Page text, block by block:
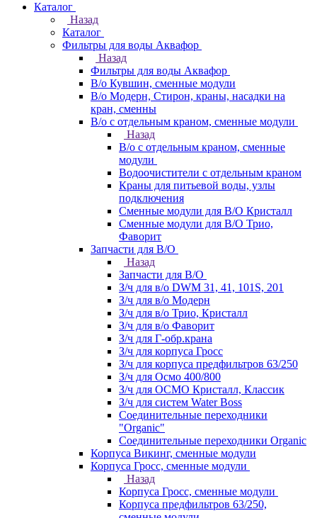
Каталог
Назад
Каталог
Фильтры для воды Аквафор
Назад
Фильтры для воды Аквафор
В/о Кувшин, сменные модули
В/о Модерн, Стирон, краны, насадки на
кран, сменны
В/о с отдельным краном, сменные модули
Назад
В/о с отдельным краном, сменные
модули
Водоочистители с отдельным краном
Краны для питьевой воды, узлы
подключения
Сменные модули для В/О Кристалл
Сменные модули для В/О Трио,
Фаворит
Запчасти для В/О
Назад
Запчасти для В/О
З/ч для в/о DWM 31, 41, 101S, 201
З/ч для в/о Модерн
З/ч для в/о Трио, Кристалл
З/ч для в/о Фаворит
З/ч для Г-обр.крана
З/ч для корпуса Гросс
З/ч для корпуса предфильтров 63/250
З/ч для Осмо 400/800
З/ч для ОСМО Кристалл, Классик
З/ч для систем Water Boss
Соединительные переходники
"Organic"
Соединительные переходники Organic
Корпуса Викинг, сменные модули
Корпуса Гросс, сменные модули
Назад
Корпуса Гросс, сменные модули
Корпуса предфильтров 63/250,